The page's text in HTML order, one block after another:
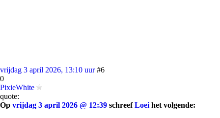
vrijdag 3 april 2026, 13:10 uur #6
0
PixieWhite
quote:
Op vrijdag 3 april 2026 @ 12:39 schreefLoei het volgende: